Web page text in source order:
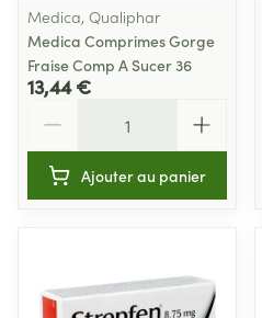
Medica, Qualiphar
Medica Comprimes Gorge
Fraise Comp A Sucer 36
13,44 €
Ajouter au panier